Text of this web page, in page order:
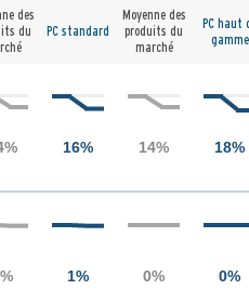
des
du
PC standard
Moyenne des
produits du
marché
PC haut
gamme